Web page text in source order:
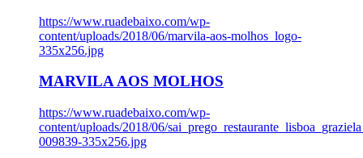
https://www.ruadebaixo.com/wp-
content/uploads/2018/06/marvila-aos-molhos_logo-
335x256.jpg
MARVILA AOS MOLHOS
https://www.ruadebaixo.com/wp-
content/uploads/2018/06/
009839-335x256.jpg